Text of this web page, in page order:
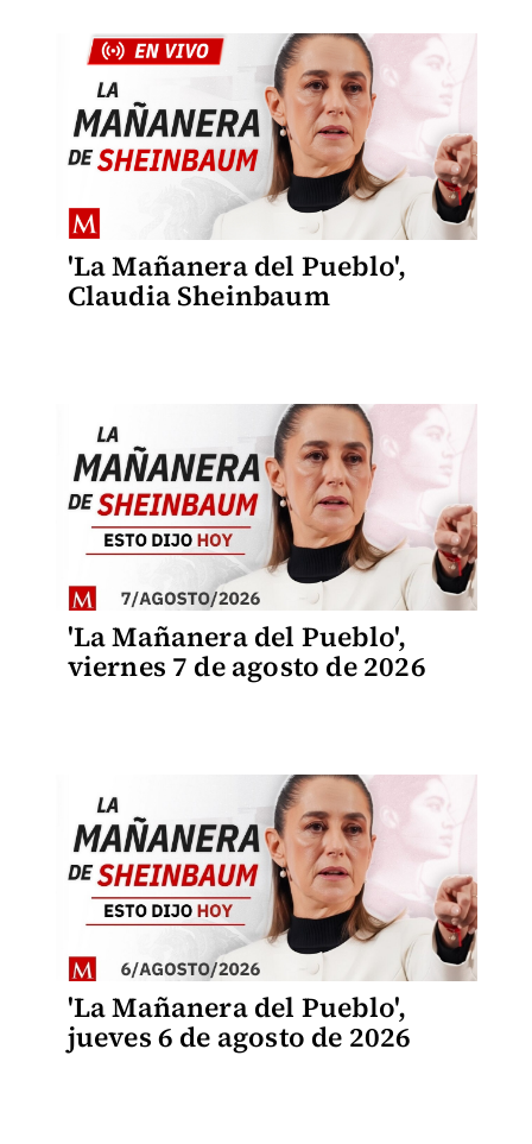
'La Mañanera del Pueblo',
Claudia Sheinbaum
'La Mañanera del Pueblo',
viernes 7 de agosto de 2026
'La Mañanera del Pueblo',
jueves 6 de agosto de 2026